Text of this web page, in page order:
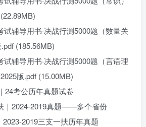
试辅导用书·决战行测5000题（数量关
(185.56MB)
试辅导用书·决战行测5000题（言语理
版.pdf (15.00MB)
24考公历年真题试卷
｜2024-2019真题——多个省份
2019三支一扶历年真题